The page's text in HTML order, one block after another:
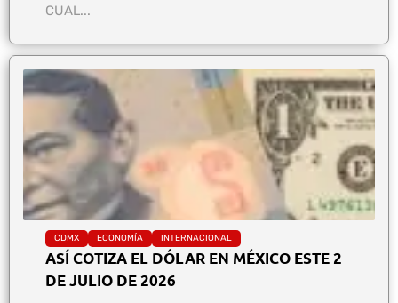
CUAL...
CDMX ECONOMÍA INTERNACIONAL
ASÍ COTIZA EL DÓLAR EN MÉXICO ESTE 2
DE JULIO DE 2026